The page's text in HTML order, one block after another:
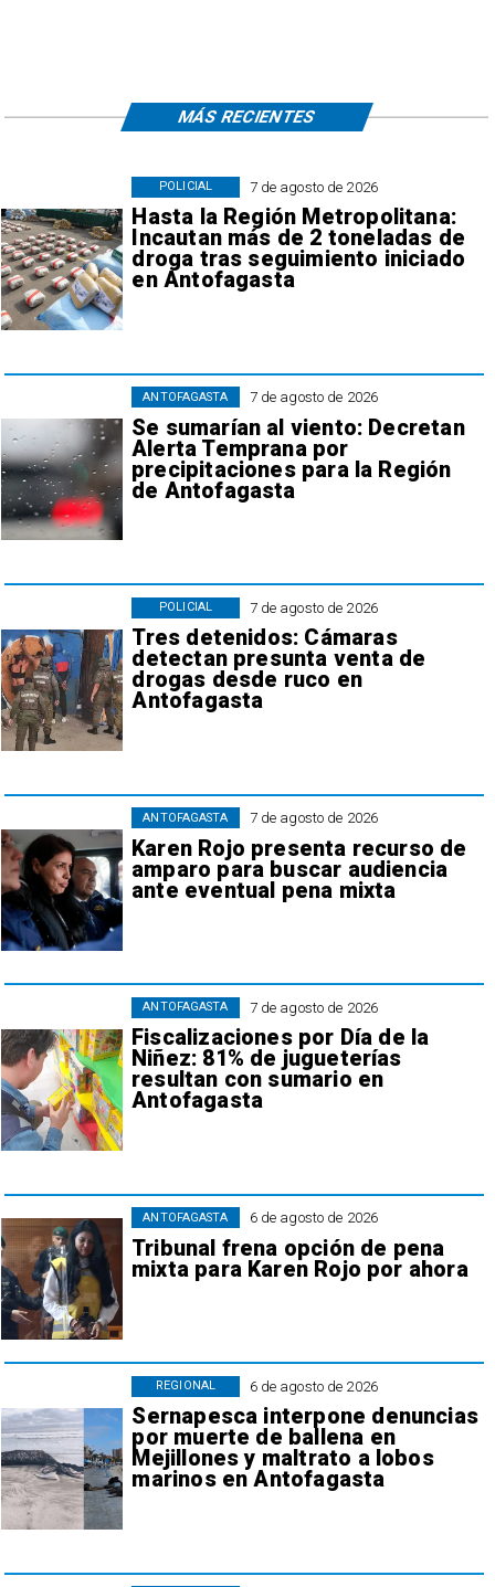
7 de agosto de 2026
Hasta la Región Metropolitana:
Incautan más de 2 toneladas de
droga tras seguimiento iniciado
en Antofagasta
POLICIAL
7 de agosto de 2026
Se sumarían al viento: Decretan
Alerta Temprana por
precipitaciones para la Región
de Antofagasta
ANTOFAGASTA
7 de agosto de 2026
Tres detenidos: Cámaras
detectan presunta venta de
drogas desde ruco en
Antofagasta
POLICIAL
7 de agosto de 2026
Karen Rojo presenta recurso de
amparo para buscar audiencia
ante eventual pena mixta
ANTOFAGASTA
7 de agosto de 2026
Fiscalizaciones por Día de la
Niñez: 81% de jugueterías
resultan con sumario en
Antofagasta
ANTOFAGASTA
6 de agosto de 2026
Tribunal frena opción de pena
mixta para Karen Rojo por ahora
ANTOFAGASTA
6 de agosto de 2026
Sernapesca interpone denuncias
por muerte de ballena en
Mejillones y maltrato a lobos
marinos en Antofagasta
REGIONAL
MÁS RECIENTES